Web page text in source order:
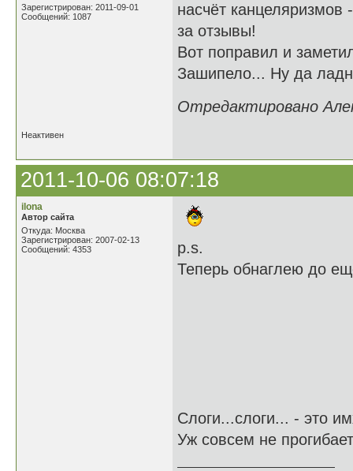
Зарегистрирован: 2011-09-01
Сообщений: 1087
насчёт
за отзывы!
Вот поправил и
Зашипело... Ну да
Отредактировано
Неактивен
2011-10-06 08:07:18
ilona
Автор сайта
Откуда: Москва
Зарегистрирован: 2007-02-13
Сообщений: 4353
p.s.
Теперь обнаглею до
Слоги...слоги... - это
Уж совсем не